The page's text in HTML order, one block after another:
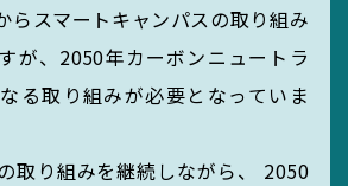
化学薬品管理・
実験廃液等
EGC学生委員会
らスマートキャンパスの取り組み
が、2050年カーボンニュートラ
る取り組みが必要となっていま
取り組みを継続しながら、 2050